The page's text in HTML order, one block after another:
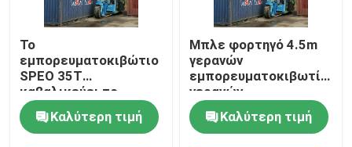
Το
εμπορευματοκιβώτιο
SPEO 35T
καβαλικεύει το
φορτηγό μεταφορέων
με τον αυτόματο
διαστολέα
Καλύτερη τιμή
Μπλε φορτηγό 4.5m
γερανών
εμπορευματοκιβωτίων
γερανών
εμπορευματοκιβωτίων
ύψος ανύψωσης
Καλύτερη τιμή